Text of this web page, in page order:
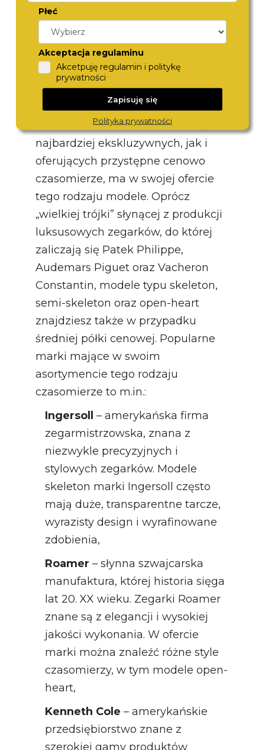
Jakie marki słyną z projektów
zegarków skeleton?
Jeśli poszukujesz modelu z
widocznym mechanizmem, mamy
dla Ciebie świetną wiadomość –
bardzo wiele marek, zarówno tych
najbardziej ekskluzywnych, jak i
oferujących przystępne cenowo
czasomierze, ma w swojej ofercie
tego rodzaju modele. Oprócz
„wielkiej trójki” słynącej z produkcji
luksusowych zegarków, do której
zaliczają się Patek Philippe,
Audemars Piguet oraz Vacheron
Constantin, modele typu skeleton,
semi-skeleton oraz open-heart
znajdziesz także w przypadku
średniej półki cenowej. Popularne
marki mające w swoim
asortymencie tego rodzaju
czasomierze to m.in.:
Ingersoll
– amerykańska firma
zegarmistrzowska, znana z
niezwykle precyzyjnych i
stylowych zegarków. Modele
skeleton marki Ingersoll często
mają duże, transparentne tarcze,
wyrazisty design i wyrafinowane
zdobienia,
Roamer – słynna szwajcarska
manufaktura, której historia sięga
lat 20. XX wieku. Zegarki Roamer
znane są z elegancji i wysokiej
jakości wykonania. W ofercie
marki można znaleźć różne style
czasomierzy, w tym modele open-
heart,
Kenneth Cole – amerykańskie
przedsiębiorstwo znane z
szerokiej gamy produktów
Płeć
Akceptacja regulaminu
Akcetpuję regulamin i politykę
prywatności
Zapisuję się
Polityka prywatności